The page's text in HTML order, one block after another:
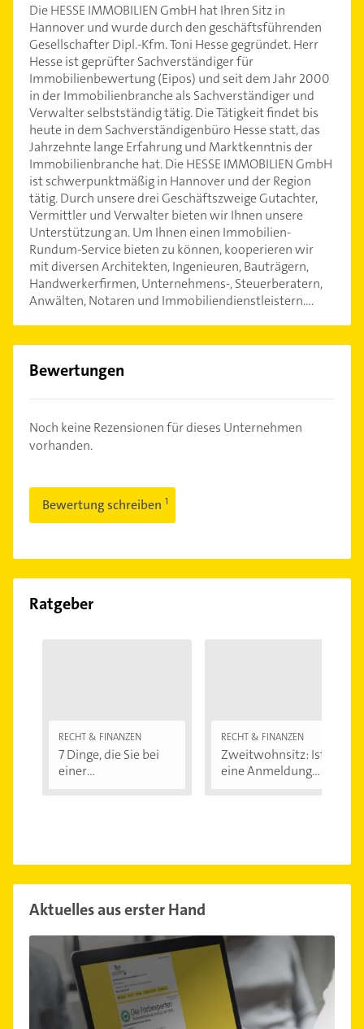
Die HESSE IMMOBILIEN GmbH hat Ihren Sitz in
Hannover und wurde durch den geschäftsführenden
Gesellschafter Dipl.-Kfm. Toni Hesse gegründet. Herr
Hesse ist geprüfter Sachverständiger für
Immobilienbewertung (Eipos) und seit dem Jahr 2000
in der Immobilienbranche als Sachverständiger und
Verwalter selbstständig tätig. Die Tätigkeit findet bis
heute in dem Sachverständigenbüro Hesse statt, das
Jahrzehnte lange Erfahrung und Marktkenntnis der
Immobilienbranche hat. Die HESSE IMMOBILIEN GmbH
ist schwerpunktmäßig in Hannover und der Region
tätig. Durch unsere drei Geschäftszweige Gutachter,
Vermittler und Verwalter bieten wir Ihnen unsere
Unterstützung an. Um Ihnen einen Immobilien-
Rundum-Service bieten zu können, kooperieren wir
mit diversen Architekten, Ingenieuren, Bauträgern,
Handwerkerfirmen, Unternehmens-, Steuerberatern,
Anwälten, Notaren und Immobiliendienstleistern....
Bewertungen
Noch keine Rezensionen für dieses Unternehmen
vorhanden.
Bewertung schreiben
Ratgeber
RECHT & FINANZEN
7 Dinge, die Sie bei
einer
RECHT & FINANZEN
Zweitwohnsitz: Ist
eine Anmeldung...
Aktuelles aus erster Hand